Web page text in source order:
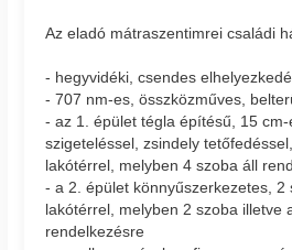
Az eladó mátraszentimrei családi
- hegyvidéki, csendes
- 707 nm-es, összközműves,
- az 1. épület tégla építésű, 15
szigeteléssel, zsindely
lakótérrel, melyben 4 szoba áll
- a 2. épület könnyűszerkezetes, 2
lakótérrel, melyben 2 szoba illetve
rendelkezésre